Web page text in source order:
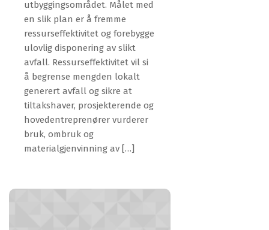
utbyggingsområdet. Målet med
en slik plan er å fremme
ressurseffektivitet og forebygge
ulovlig disponering av slikt
avfall. Ressurseffektivitet vil si
å begrense mengden lokalt
generert avfall og sikre at
tiltakshaver, prosjekterende og
hovedentreprenører vurderer
bruk, ombruk og
materialgjenvinning av […]